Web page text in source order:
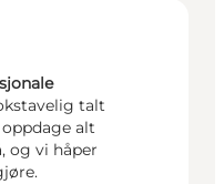
talt
alt
og vi håper